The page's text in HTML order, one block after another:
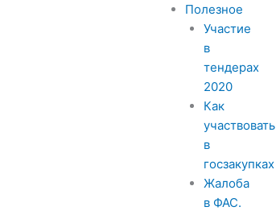
Полезное
Участие
в
тендерах
2020
Как
участвовать
в
госзакупках
Жалоба
в ФАС.